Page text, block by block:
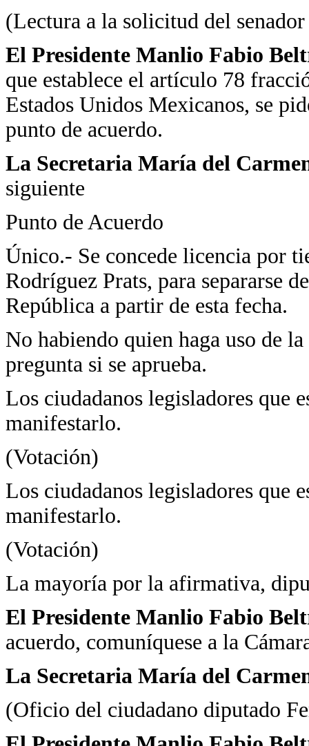
(Lectura a la solicitud del
El Presidente Manlio Fabio
que establece el artículo 78
Estados Unidos Mexicanos, se
punto de acuerdo.
La Secretaria María del
siguiente
Punto de Acuerdo
Único.- Se concede licencia por
Rodríguez Prats, para separarse
República a partir de esta fecha.
No habiendo quien haga uso de
pregunta si se aprueba.
Los ciudadanos legisladores que
manifestarlo.
(Votación)
Los ciudadanos legisladores que
manifestarlo.
(Votación)
La mayoría por la afirmativa,
El Presidente Manlio Fabio
acuerdo, comuníquese a la
La Secretaria María del
(Oficio del ciudadano diputado